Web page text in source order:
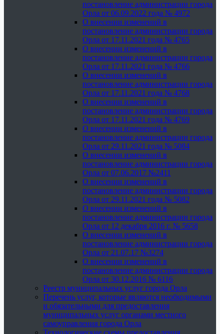
постановление администрации города
Орла от 06.09.2022 года № 4972
О внесении изменений в
постановление администрации города
Орла от 17.11.2021 года № 4765
О внесении изменений в
постановление администрации города
Орла от 17.11.2021 года № 4766
О внесении изменений в
постановление администрации города
Орла от 17.11.2021 года № 4768
О внесении изменений в
постановление администрации города
Орла от 17.11.2021 года № 4769
О внесении изменений в
постановление администрации города
Орла от 29.11.2021 года № 5084
О внесении изменений в
постановление администрации города
Орла от 07.06.2017 №2411
О внесении изменений в
постановление администрации города
Орла от 29.11.2021 года № 5082
О внесении изменений в
постановление администрации города
Орла от 12 декабря 2016 г. № 5658
О внесении изменений в
постановление администрации города
Орла от 21.07.17 №3274
О внесении изменений в
постановление администрации города
Орла от 30.12.2016 № 6116
Реестр муниципальных услуг города Орла
Перечень услуг, которые являются необходимыми
и обязательными для предоставления
муниципальных услуг органами местного
самоуправления города Орла
Технологические схемы предоставления